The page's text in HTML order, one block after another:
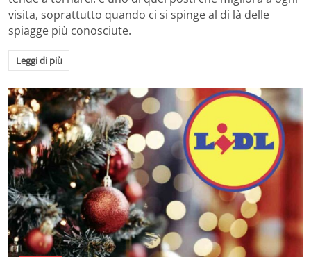
visita, soprattutto quando ci si spinge al di là delle
spiagge più conosciute.
Leggi di più